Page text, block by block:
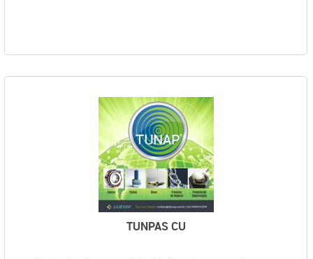
TUNPAS CU